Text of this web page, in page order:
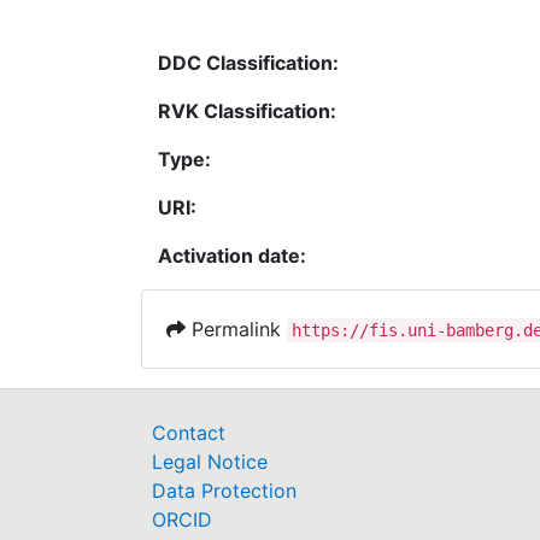
DDC Classification:
RVK Classification:
Type:
URI:
Activation date:
Permalink https://fis.uni-
Contact
Legal Notice
Data Protection
ORCID